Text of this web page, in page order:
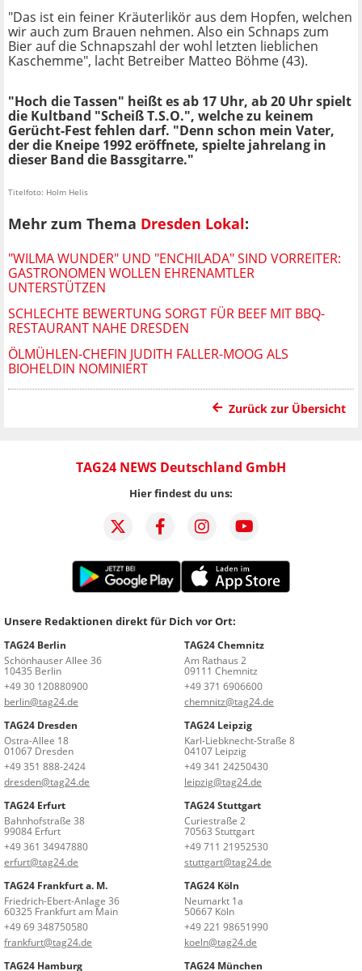
"Das ist ein feiner Kräuterlikör aus dem Hopfen, welchen
wir auch zum Brauen nehmen. Also ein Schnaps zum
Bier auf die Schnapszahl der wohl letzten lieblichen
Kaschemme", lacht Betreiber Matteo Böhme (43).
"Hoch die Tassen" heißt es ab 17 Uhr, ab 20 Uhr spielt
die Kultband "Scheiß T.S.O.", welche zu keinem
Gerücht-Fest fehlen darf. "Denn schon mein Vater,
der die Kneipe 1992 eröffnete, spielte jahrelang in
dieser Band die Bassgitarre."
Titelfoto: Holm Helis
Mehr zum Thema Dresden Lokal:
"WILMA WUNDER" UND "ENCHILADA" SIND VORREITER:
GASTRONOMEN WOLLEN EHRENAMTLER
UNTERSTÜTZEN
SCHLECHTE BEWERTUNG SORGT FÜR BEEF MIT BBQ-
RESTAURANT NAHE DRESDEN
ÖLMÜHLEN-CHEFIN JUDITH FALLER-MOOG ALS
BIOHELDIN NOMINIERT
Zurück zur Übersicht
TAG24 NEWS Deutschland GmbH
Hier findest du uns:
Unsere Redaktionen direkt für Dich vor Ort:
TAG24 Berlin
Schönhauser Allee 36
10435 Berlin
+49 30 120880900
berlin@tag24.de
TAG24 Chemnitz
Am Rathaus 2
09111 Chemnitz
+49 371 6906600
chemnitz@tag24.de
TAG24 Dresden
Ostra-Allee 18
01067 Dresden
+49 351 888-2424
dresden@tag24.de
TAG24 Leipzig
Karl-Liebknecht-Straße 8
04107 Leipzig
+49 341 24250430
leipzig@tag24.de
TAG24 Erfurt
Bahnhofstraße 38
99084 Erfurt
+49 361 34947880
erfurt@tag24.de
TAG24 Stuttgart
Curiestraße 2
70563 Stuttgart
+49 711 21952530
stuttgart@tag24.de
TAG24 Frankfurt a. M.
Friedrich-Ebert-Anlage 36
60325 Frankfurt am Main
+49 69 348750580
frankfurt@tag24.de
TAG24 Köln
Neumarkt 1a
50667 Köln
+49 221 98651990
koeln@tag24.de
TAG24 Hamburg
TAG24 München